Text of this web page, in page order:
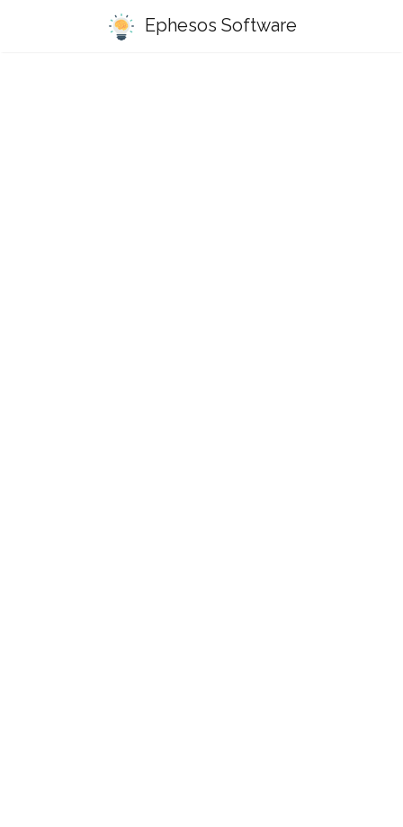
Ephesos Software